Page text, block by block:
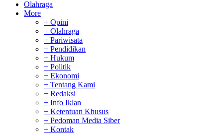
Olahraga
More
+ Opini
+ Olahraga
+ Pariwisata
+ Pendidikan
+ Hukum
+ Politik
+ Ekonomi
+ Tentang Kami
+ Redaksi
+ Info Iklan
+ Ketentuan Khusus
+ Pedoman Media Siber
+ Kontak